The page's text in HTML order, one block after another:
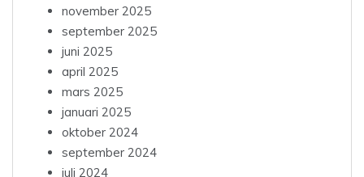
november 2025
september 2025
juni 2025
april 2025
mars 2025
januari 2025
oktober 2024
september 2024
juli 2024